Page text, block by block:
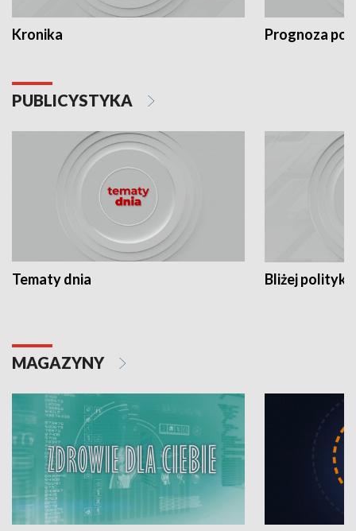
Kronika Prognoza
PUBLICYSTYKA
Tematy dnia Bliżej polityki
MAGAZYNY